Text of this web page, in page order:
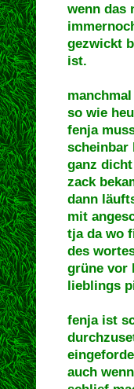
wenn das
gezwickt
ist.
so wie
fenja
scheinbar
ganz
zack
dann
mit
tja da wo
des
grüne vor
lieblings
fenja ist
auch